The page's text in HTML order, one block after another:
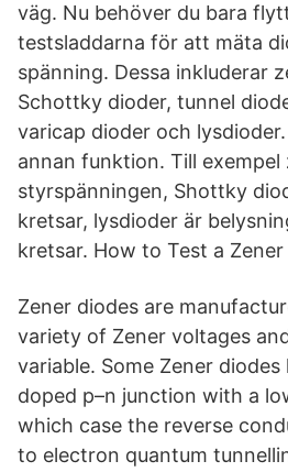
väg. Nu behöver du bara
testsladdarna för att mäta
spänning. Dessa inkluderar
Schottky dioder, tunnel
varicap dioder och
annan funktion. Till exempel
styrspänningen, Shottky
kretsar, lysdioder är
kretsar. How to Test a Zener
Zener diodes are
variety of Zener voltages
variable. Some Zener
doped p–n junction with a
which case the reverse
to electron quantum